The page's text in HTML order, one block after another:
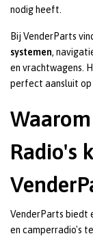
nodig heeft.
Bij VenderParts
systemen,
en vrachtwagens.
perfect aansluit op
Radio's
VenderParts biedt
en camperradio's